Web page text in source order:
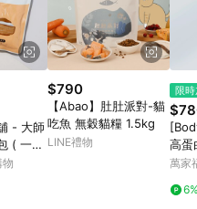
之商品規格、顏色、價
以銷售網頁標示為準。
回饋規定，逾期訂單將
場保有更改條款與法律
告為準。
- 大師
( 一包
$790
【Abao】肚肚派對-貓
吃魚 無穀貓糧 1.5kg
LINE禮物
限
高蛋
墨西
萬家